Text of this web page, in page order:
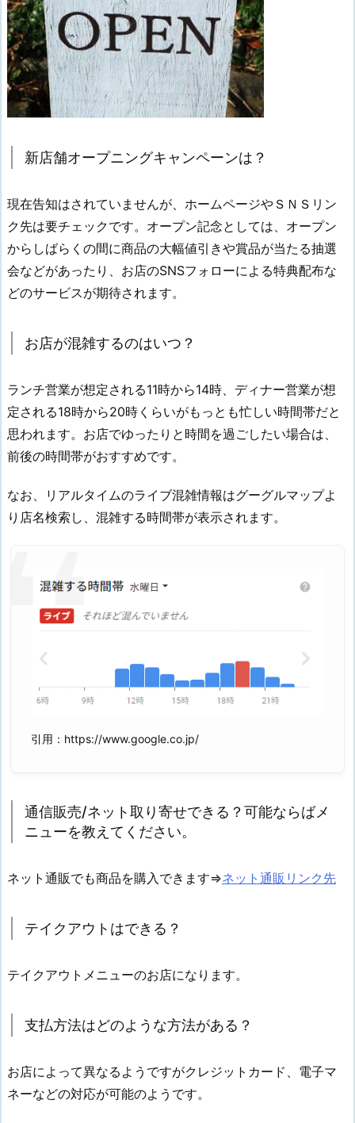
新店舗オープニングキャンペーンは？
現在告知はされていませんが、ホームページやＳＮＳリン
ク先は要チェックです。オープン記念としては、オープン
からしばらくの間に商品の大幅値引きや賞品が当たる抽選
会などがあったり、お店のSNSフォローによる特典配布な
どのサービスが期待されます。
お店が混雑するのはいつ？
ランチ営業が想定される11時から14時、ディナー営業が想
定される18時から20時くらいがもっとも忙しい時間帯だと
思われます。お店でゆったりと時間を過ごしたい場合は、
前後の時間帯がおすすめです。
なお、リアルタイムのライブ混雑情報はグーグルマップよ
り店名検索し、混雑する時間帯が表示されます。
引用：https://www.google.co.jp/
通信販売/ネット取り寄せできる？可能ならばメ
ニューを教えてください。
ネット通販でも商品を購入できます⇒ネット通販リンク先
テイクアウトはできる？
テイクアウトメニューのお店になります。
支払方法はどのような方法がある？
お店によって異なるようですがクレジットカード、電子マ
ネーなどの対応が可能のようです。